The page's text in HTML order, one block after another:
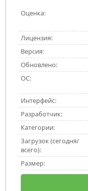
Оценка:
Лицензия:
Версия:
Обновлено:
ОС:
Интерфейс:
Разработчик:
Категории:
Загрузок (сегодня/
всего):
Размер: